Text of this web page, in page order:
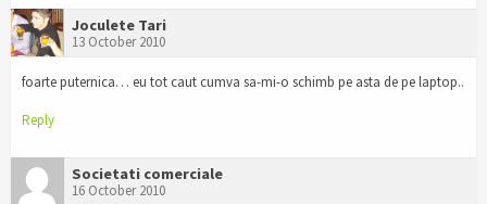
Joculete Tari
13 October 2010
foarte puternica… eu tot caut cumva sa-mi-o schimb pe asta de pe laptop..
Reply
Societati comerciale
16 October 2010